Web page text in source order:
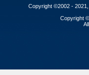
Copyright ©2002 -
Copyright